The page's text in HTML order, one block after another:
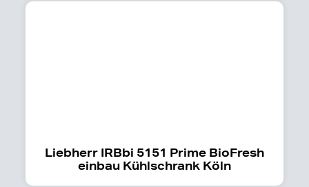
Liebherr IRBbi 5151 Prime BioFresh
einbau Kühlschrank Köln